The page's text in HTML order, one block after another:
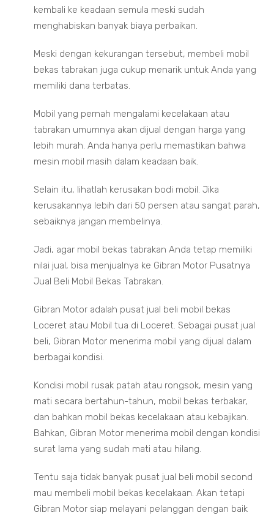
kembali ke keadaan semula meski sudah
menghabiskan banyak biaya perbaikan.
Meski dengan kekurangan tersebut, membeli mobil
bekas tabrakan juga cukup menarik untuk Anda yang
memiliki dana terbatas.
Mobil yang pernah mengalami kecelakaan atau
tabrakan umumnya akan dijual dengan harga yang
lebih murah. Anda hanya perlu memastikan bahwa
mesin mobil masih dalam keadaan baik.
Selain itu, lihatlah kerusakan bodi mobil. Jika
kerusakannya lebih dari 50 persen atau sangat parah,
sebaiknya jangan membelinya.
Jadi, agar mobil bekas tabrakan Anda tetap memiliki
nilai jual, bisa menjualnya ke Gibran Motor Pusatnya
Jual Beli Mobil Bekas Tabrakan.
Gibran Motor adalah pusat jual beli mobil bekas
Loceret atau Mobil tua di Loceret. Sebagai pusat jual
beli, Gibran Motor menerima mobil yang dijual dalam
berbagai kondisi.
Kondisi mobil rusak patah atau rongsok, mesin yang
mati secara bertahun-tahun, mobil bekas terbakar,
dan bahkan mobil bekas kecelakaan atau kebajikan.
Bahkan, Gibran Motor menerima mobil dengan kondisi
surat lama yang sudah mati atau hilang.
Tentu saja tidak banyak pusat jual beli mobil second
mau membeli mobil bekas kecelakaan. Akan tetapi
Gibran Motor siap melayani pelanggan dengan baik